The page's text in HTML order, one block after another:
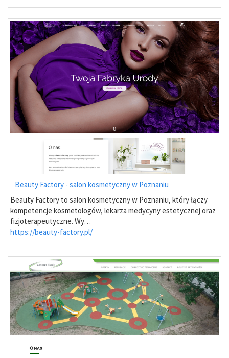
Beauty Factory - salon kosmetyczny w Poznaniu
Beauty Factory to salon kosmetyczny w Poznaniu, który łączy
kompetencje kosmetologów, lekarza medycyny estetycznej oraz
fizjoterapeutyczne. Wy…
https://beauty-factory.pl/